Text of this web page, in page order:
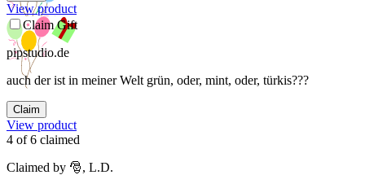
View product
Claim Gift
pipstudio.de
auch der ist in meiner Welt grün, oder, mint, oder, türkis???
Claim
View product
4 of6 claimed
Claimed by 🎅, L.D.